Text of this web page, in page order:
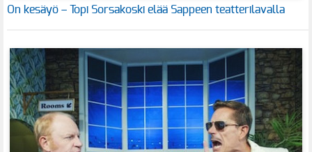
On kesäyö – Topi Sorsakoski elää Sappeen teatterilavalla